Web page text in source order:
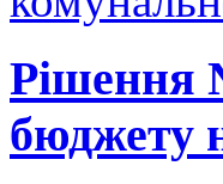
Рішення
бюджету